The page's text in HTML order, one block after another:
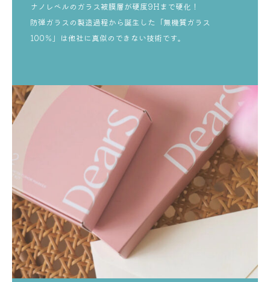
ナノレベルのガラス被膜層が硬度9Hまで硬化！
防弾ガラスの製造過程から誕生した「無機質ガラス
100％」は他社に真似のできない技術です。